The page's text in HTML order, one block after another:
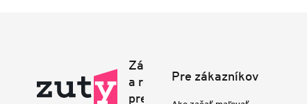
Pre zákazníkov